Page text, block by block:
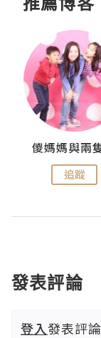
追蹤
發表評論
登入發表評論